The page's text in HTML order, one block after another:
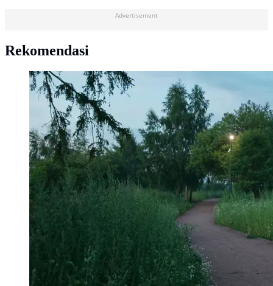
Advertisement
Rekomendasi